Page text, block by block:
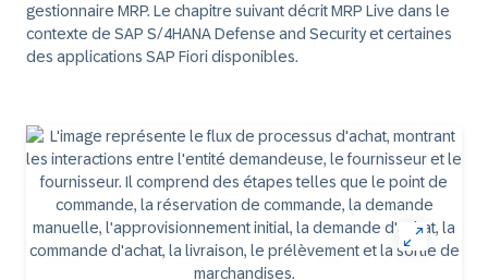
gestionnaire MRP. Le chapitre suivant décrit MRP Live dans le
contexte de SAP S/4HANA Defense and Security et certaines
des applications SAP Fiori disponibles.